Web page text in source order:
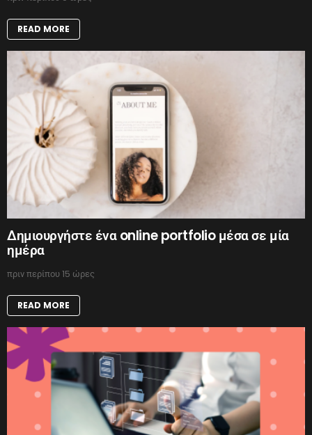
READ MORE
Δημιουργήστε ένα online portfolio μέσα σε μία
ημέρα
πριν περίπου 15 ώρες
READ MORE